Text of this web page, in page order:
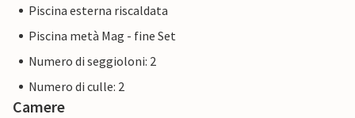
Piscina esterna riscaldata
Piscina metà Mag - fine Set
Numero di seggioloni: 2
Numero di culle: 2
Camere